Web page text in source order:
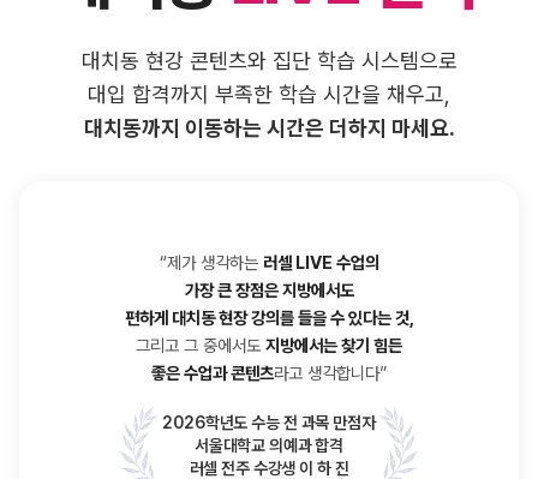
대치동 현강 콘텐츠와 집단 학습 시스템으로
대입 합격까지 부족한 학습 시간을 채우고,
대치동까지 이동하는 시간은 더하지 마세요.
“제가 생각하는 러셀 LIVE 수업의
가장 큰 장점은 지방에서도
편하게 대치동 현장 강의를 들을 수 있다는 것,
그리고 그 중에서도 지방에서는 찾기 힘든
좋은 수업과 콘텐츠라고 생각합니다”
2026학년도 수능 전 과목 만점자
서울대학교 의예과 합격
러셀 전주 수강생 이 하 진